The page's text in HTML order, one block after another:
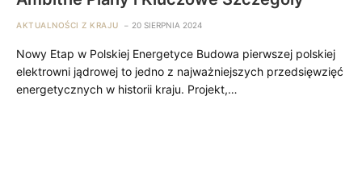
AKTUALNOŚCI Z KRAJU 20 SIERPNIA 2024
Nowy Etap w Polskiej Energetyce Budowa pierwszej polskiej
elektrowni jądrowej to jedno z najważniejszych przedsięwzięć
energetycznych w historii kraju. Projekt,…